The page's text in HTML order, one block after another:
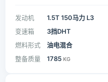
发动机 1.5T 150马力 L3
变速箱
3挡DHT
燃料形式
油电混合
整备质量 1785 KG